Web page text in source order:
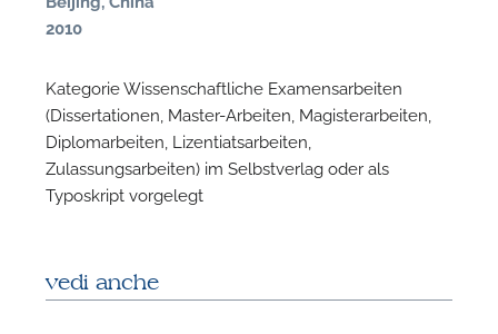
2010
Kategorie Wissenschaftliche Examensarbeiten
(Dissertationen, Master-Arbeiten, Magisterarbeiten,
Diplomarbeiten, Lizentiatsarbeiten,
Zulassungsarbeiten) im Selbstverlag oder als
Typoskript vorgelegt
vedi anche